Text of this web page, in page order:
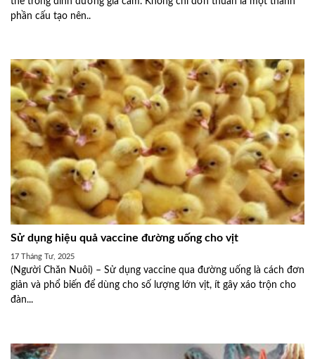
phần cấu tạo nên..
Sử dụng hiệu quả vaccine đường uống cho vịt
17 Tháng Tư, 2025
(Người Chăn Nuôi) – Sử dụng vaccine qua đường uống là cách đơn
giản và phổ biến để dùng cho số lượng lớn vịt, ít gây xáo trộn cho
đàn...